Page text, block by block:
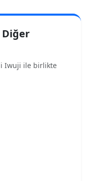
Diğer
Iwuji ile birlikte